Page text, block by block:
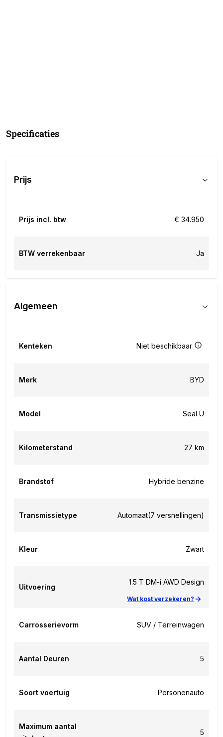
Specificaties
Prijs
Prijs incl. btw € 34.950
BTW verrekenbaar Ja
Algemeen
Kenteken Niet beschikbaar
Merk BYD
Model Seal U
Kilometerstand 27 km
Brandstof Hybride benzine
Transmissietype Automaat(7 versnellingen)
Kleur Zwart
Uitvoering
1.5 T DM-i AWD Design
Wat kost verzekeren?
Carrosserievorm SUV / Terreinwagen
Aantal Deuren 5
Soort voertuig Personenauto
Maximum aantal
5